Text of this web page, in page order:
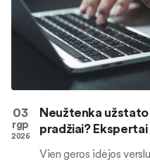
03
rgp
2026
Neužtenka
pradžiai?
Vien geros idėjos